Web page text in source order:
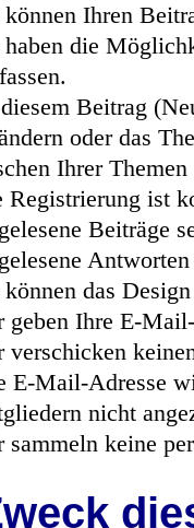
können Ihren
haben die
Beitrag
oder das
Ihrer
Registrierung ist
Beiträge
können das
geben Ihre E-
verschicken
E-Mail-Adresse
nicht
sammeln keine